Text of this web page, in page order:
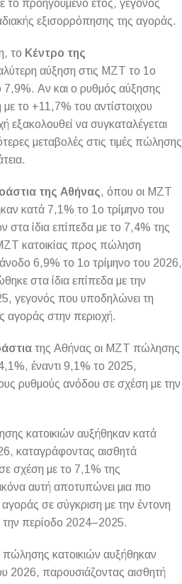
προηγούμενο έτος, γεγονός
εξισορρόπησης της αγοράς.
το Κέντρο της
αύξηση στις ΜΖΤ το 1ο
7,9%. Αν και ο ρυθμός αύξησης
το +11,7% του αντίστοιχου
εξακολουθεί να συγκαταλέγεται
μεταβολές στις τιμές πώλησης
της Αθήνας, όπου οι ΜΖΤ
κατά 7,1% το 1ο τρίμηνο του
στα ίδια επίπεδα με το 7,4% της
κατοικίας προς πώληση
6,9% το 1ο τρίμηνο του 2026,
στα ίδια επίπεδα με την
γεγονός που υποδηλώνει τη
αγοράς στην περιοχή.
της Αθήνας οι ΜΖΤ πώλησης
έναντι 9,1% το 2025,
ρυθμούς ανόδου σε σχέση με την
κατοικιών αυξήθηκαν κατά
καταγράφοντας αισθητά
σχέση με το 7,1% της
αυτή αποτυπώνει μια πιο
σε σύγκριση με την έντονη
την περίοδο 2024–2025.
κατοικιών αυξήθηκαν
2026, παρουσιάζοντας αισθητή